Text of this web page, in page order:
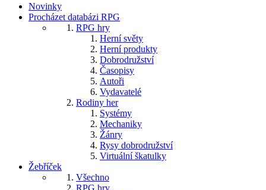
Novinky
Procházet databázi RPG
RPG hry
Herní světy
Herní produkty
Dobrodružství
Časopisy
Autoři
Vydavatelé
Rodiny her
Systémy
Mechaniky
Žánry
Rysy dobrodružství
Virtuální škatulky
Žebříček
Všechno
RPG hry